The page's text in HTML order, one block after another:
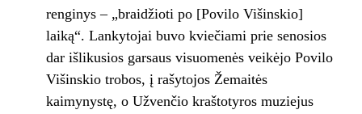
renginys – „braidžioti po [Povilo Višinskio]
laiką“. Lankytojai buvo kviečiami prie senosios
dar išlikusios garsaus visuomenės veikėjo Povilo
Višinskio trobos, į rašytojos Žemaitės
kaimynystę, o Užvenčio kraštotyros muziejus